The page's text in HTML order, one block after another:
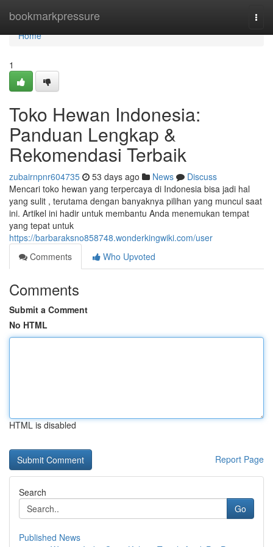
bookmarkpressure
Home
Home
1
Toko Hewan Indonesia:
Panduan Lengkap &
Rekomendasi Terbaik
zubairnpnr604735 53 days ago News
Discuss
Mencari toko hewan yang terpercaya di Indonesia bisa jadi hal
yang sulit , terutama dengan banyaknya pilihan yang muncul saat
ini. Artikel ini hadir untuk membantu Anda menemukan tempat
yang tepat untuk
https://barbaraksno858748.wonderkingwiki.com/user
Comments
Who Upvoted
Comments
Submit a Comment
No HTML
HTML is disabled
Report Page
Search
Go
Published News